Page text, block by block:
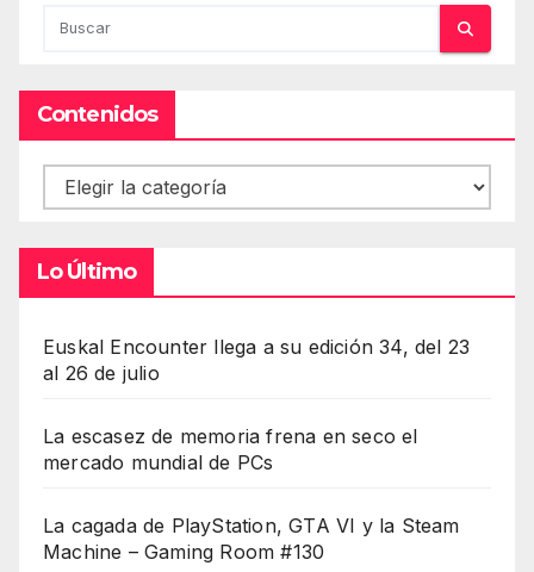
Contenidos
Contenidos
Lo Último
Euskal Encounter llega a su edición 34, del 23
al 26 de julio
La escasez de memoria frena en seco el
mercado mundial de PCs
La cagada de PlayStation, GTA VI y la Steam
Machine – Gaming Room #130